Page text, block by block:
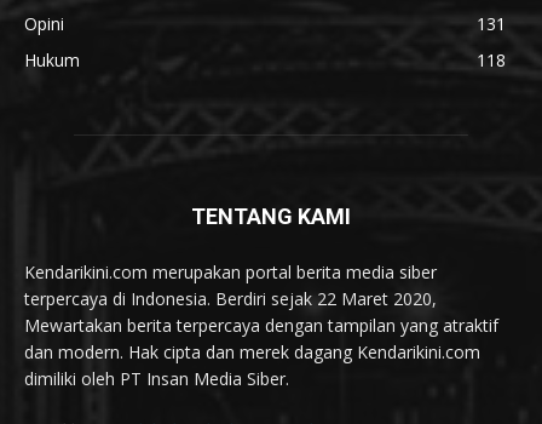
Opini
131
Hukum
118
TENTANG KAMI
Kendarikini.com merupakan portal berita media siber
terpercaya di Indonesia. Berdiri sejak 22 Maret 2020,
Mewartakan berita terpercaya dengan tampilan yang atraktif
dan modern. Hak cipta dan merek dagang Kendarikini.com
dimiliki oleh PT Insan Media Siber.